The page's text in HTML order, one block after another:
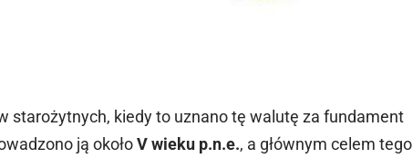
starożytnych, kiedy to uznano tę walutę za fundament
ją okołoV wieku p.n.e., a głównym celem tego